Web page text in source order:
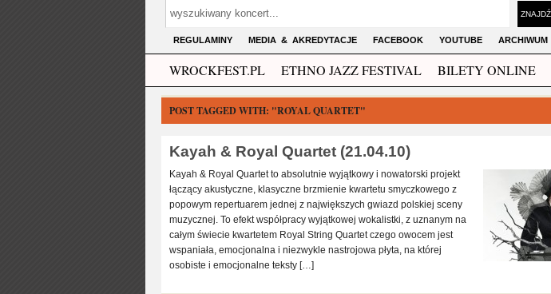
REGULAMINY MEDIA & AKREDYTACJE FACEBOOK YOUTUBE ARCHIWUM
WROCKFEST.PL ETHNO JAZZ FESTIVAL BILETY ONLINE
POST TAGGED WITH: "ROYAL QUARTET"
Kayah & Royal Quartet (21.04.10)
Kayah & Royal Quartet to absolutnie wyjątkowy i nowatorski projekt
łączący akustyczne, klasyczne brzmienie kwartetu smyczkowego z
popowym repertuarem jednej z największych gwiazd polskiej sceny
muzycznej. To efekt współpracy wyjątkowej wokalistki, z uznanym na
całym świecie kwartetem Royal String Quartet czego owocem jest
wspaniała, emocjonalna i niezwykle nastrojowa płyta, na której
osobiste i emocjonalne teksty […]